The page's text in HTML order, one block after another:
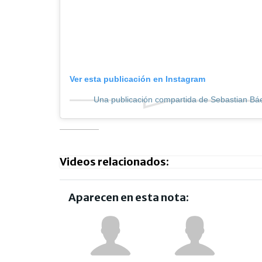
Ver esta publicación en Instagram
Una publicación compartida de Sebastian
Videos relacionados:
Aparecen en esta nota: